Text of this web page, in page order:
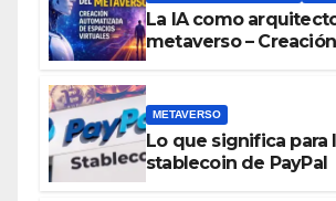
La IA como
metaverso – Creación
METAVERSO
Lo que significa para
stablecoin de PayPal